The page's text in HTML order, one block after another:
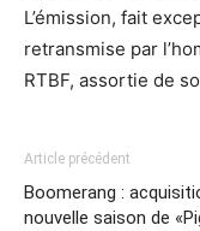
L’émission, fait
retransmise par
RTBF, assortie de
Article précédent
Boomerang :
nouvelle saison de